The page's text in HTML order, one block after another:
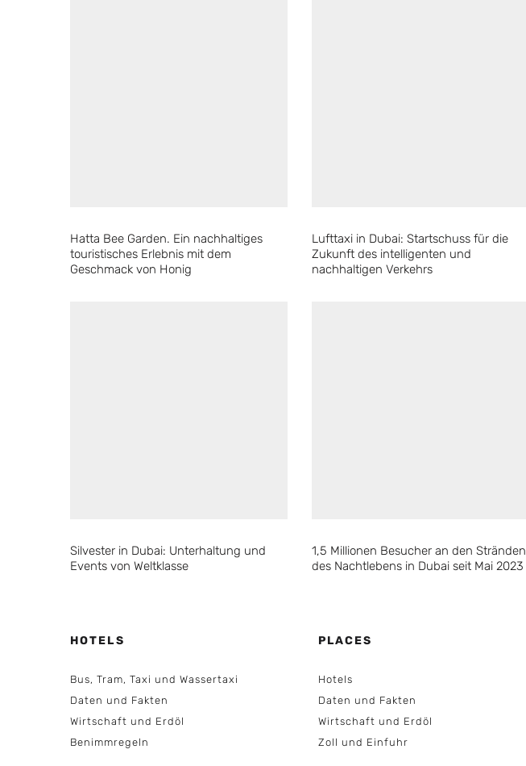
Hatta Bee Garden. Ein nachhaltiges
touristisches Erlebnis mit dem
Geschmack von Honig
Lufttaxi in Dubai: Startschuss für die
Zukunft des intelligenten und
nachhaltigen Verkehrs
Silvester in Dubai: Unterhaltung und
Events von Weltklasse
1,5 Millionen Besucher an den Stränden
des Nachtlebens in Dubai seit Mai 2023
HOTELS
Bus, Tram, Taxi und Wassertaxi
Daten und Fakten
Wirtschaft und Erdöl
Benimmregeln
PLACES
Hotels
Daten und Fakten
Wirtschaft und Erdöl
Zoll und Einfuhr